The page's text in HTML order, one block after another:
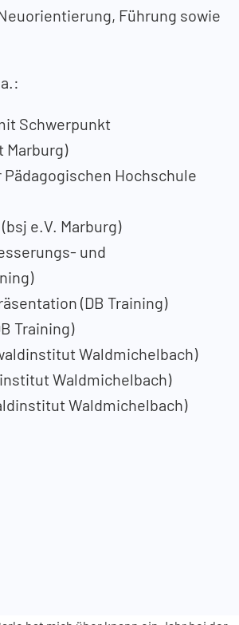
Führung sowie
Schwerpunkt
Marburg)
Hochschule
e.V. Marburg)
und
(DB Training)
Training)
Waldmichelbach)
Waldmichelbach)
Waldmichelbach)